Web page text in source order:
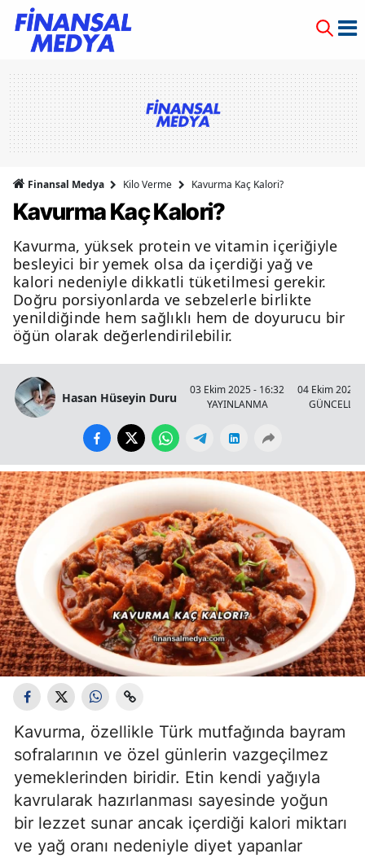
Finansal Medya Kilo Verme Kavurma Kaç Kalori?
Kavurma Kaç Kalori?
Kavurma, yüksek protein ve vitamin içeriğiyle
besleyici bir yemek olsa da içerdiği yağ ve
kalori nedeniyle dikkatli tüketilmesi gerekir.
Doğru porsiyonlarda ve sebzelerle birlikte
yenildiğinde hem sağlıklı hem de doyurucu bir
öğün olarak değerlendirilebilir.
Hasan Hüseyin Duru
03 Ekim 2025 - 16:32
YAYINLANMA
04 Ekim 2025
Kavurma, özellikle Türk mutfağında bayram
sofralarının ve özel günlerin vazgeçilmez
yemeklerinden biridir. Etin kendi yağıyla
kavrularak hazırlanması sayesinde yoğun
bir lezzet sunar ancak içerdiği kalori miktarı
ve yağ oranı nedeniyle diyet yapanlar